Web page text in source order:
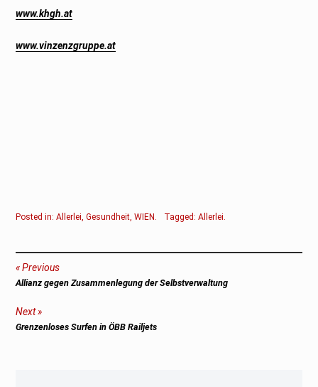
www.khgh.at
www.vinzenzgruppe.at
Posted in:Allerlei,Gesundheit,WIEN. Tagged:Allerlei.
Beitragsnavigation
Previous
Previous
Allianz gegen Zusammenlegung der Selbstverwaltung
Next
Next
Grenzenloses Surfen in ÖBB Railjets